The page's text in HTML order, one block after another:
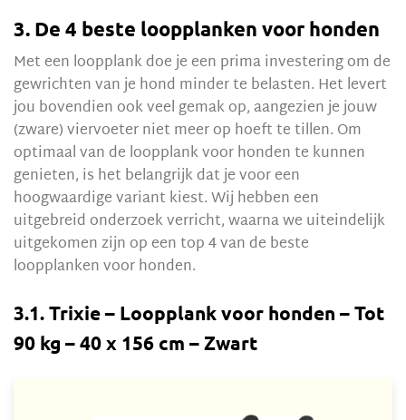
3. De 4 beste loopplanken voor honden
Met een loopplank doe je een prima investering om de
gewrichten van je hond minder te belasten. Het levert
jou bovendien ook veel gemak op, aangezien je jouw
(zware) viervoeter niet meer op hoeft te tillen. Om
optimaal van de loopplank voor honden te kunnen
genieten, is het belangrijk dat je voor een
hoogwaardige variant kiest. Wij hebben een
uitgebreid onderzoek verricht, waarna we uiteindelijk
uitgekomen zijn op een top 4 van de beste
loopplanken voor honden.
3.1. Trixie – Loopplank voor honden – Tot
90 kg – 40 x 156 cm – Zwart